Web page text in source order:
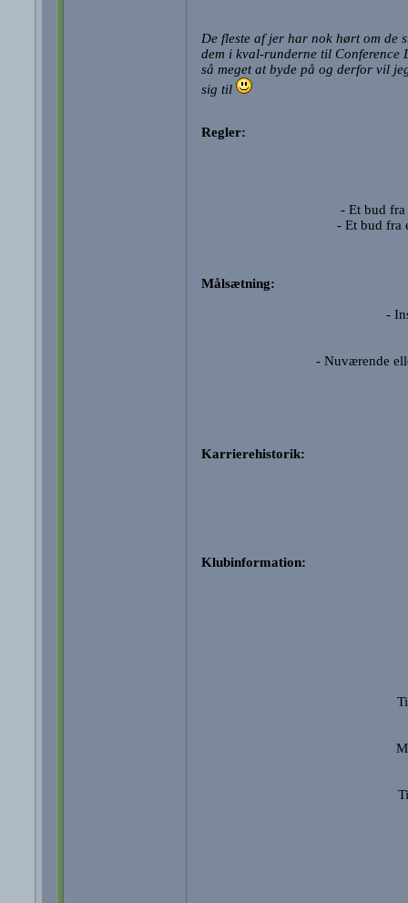
De fleste af jer har nok hørt om de
dem i kval-runderne til Conference
så meget at byde på og derfor vil
sig til
Regler:
- Et bud fra
- Et bud fra
Målsætning:
-
- Nuværende
Karrierehistorik:
Klubinformation: